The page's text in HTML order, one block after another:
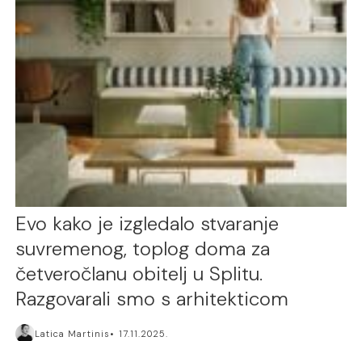
Evo kako je izgledalo stvaranje
suvremenog, toplog doma za
četveročlanu obitelj u Splitu.
Razgovarali smo s arhitekticom
Latica Martinis 17.11.2025.